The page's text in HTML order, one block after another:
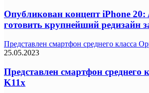
Опубликован концепт iPhone 20:
готовить крупнейший редизайн
Представлен смартфон среднего класса
25.05.2023
Представлен смартфон среднего
K11x